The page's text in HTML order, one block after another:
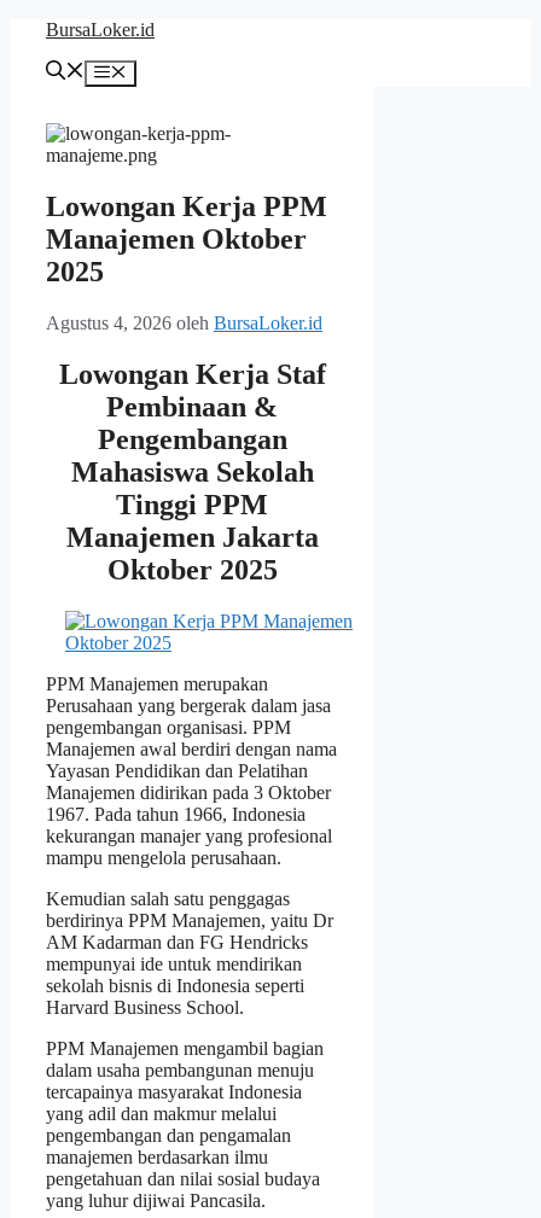
Langsung
BursaLoker.id
Menu
Lowongan Kerja PPM
Manajemen Oktober
2025
Agustus 4, 2026 oleh BursaLoker.id
Lowongan Kerja Staf
Pembinaan &
Pengembangan
Mahasiswa Sekolah
Tinggi PPM
Manajemen Jakarta
Oktober 2025
PPM Manajemen merupakan
Perusahaan yang bergerak dalam jasa
pengembangan organisasi. PPM
Manajemen awal berdiri dengan nama
Yayasan Pendidikan dan Pelatihan
Manajemen didirikan pada 3 Oktober
1967. Pada tahun 1966, Indonesia
kekurangan manajer yang profesional
mampu mengelola perusahaan.
Kemudian salah satu penggagas
berdirinya PPM Manajemen, yaitu Dr
AM Kadarman dan FG Hendricks
mempunyai ide untuk mendirikan
sekolah bisnis di Indonesia seperti
Harvard Business School.
PPM Manajemen mengambil bagian
dalam usaha pembangunan menuju
tercapainya masyarakat Indonesia
yang adil dan makmur melalui
pengembangan dan pengamalan
manajemen berdasarkan ilmu
pengetahuan dan nilai sosial budaya
yang luhur dijiwai Pancasila.